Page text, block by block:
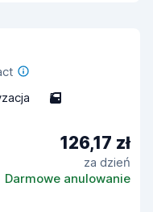
5
126,17 zł
za dzień
Darmowe anulowanie